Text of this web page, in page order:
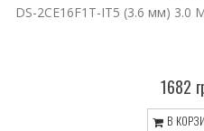
DS-2CE16F1T-IT5 (3.6 мм) 3.0
1682
В